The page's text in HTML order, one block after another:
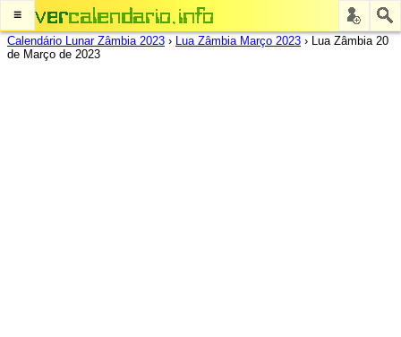
≡
Calendário Lunar Zâmbia 2023 › Lua Zâmbia Março 2023 › Lua Zâmbia 20
de Março de 2023